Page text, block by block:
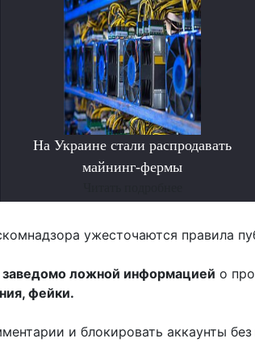
На Украине стали распродавать
майнинг-фермы
ужесточаются правила
заведомо ложной информацией о
фейки.
и блокировать аккаунты